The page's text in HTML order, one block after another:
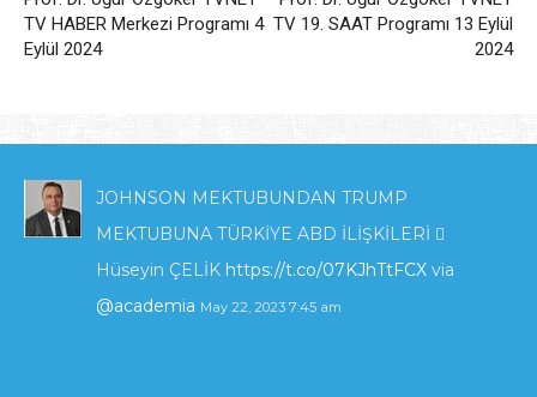
TV HABER Merkezi Programı 4
Eylül 2024
TV 19. SAAT Programı 13 Eylül
2024
JOHNSON MEKTUBUNDAN TRUMP
MEKTUBUNA TÜRKİYE ABD İLİŞKİLERİ 
Hüseyin ÇELİK https://t.co/07KJhTtFCX via
@academia May 22, 2023 7:45 am